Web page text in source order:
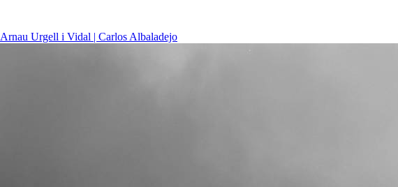
Arnau Urgell i Vidal | Carlos Albaladejo